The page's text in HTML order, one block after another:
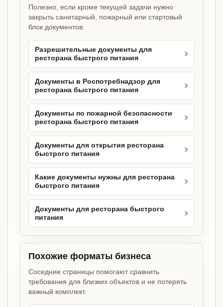
Полезно, если кроме текущей задачи нужно
закрыть санитарный, пожарный или стартовый
блок документов.
Разрешительные документы для
ресторана быстрого питания
Документы в Роспотребнадзор для
ресторана быстрого питания
Документы по пожарной безопасности
ресторана быстрого питания
Документы для открытия ресторана
быстрого питания
Какие документы нужны для ресторана
быстрого питания
Документы для ресторана быстрого
питания
Похожие форматы бизнеса
Соседние страницы помогают сравнить
требования для близких объектов и не потерять
важный комплект.